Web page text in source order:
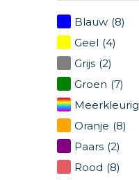
Blauw (8)
Geel (4)
Grijs (2)
Groen (7)
Meerkleurig
Oranje (8)
Paars (2)
Rood (8)